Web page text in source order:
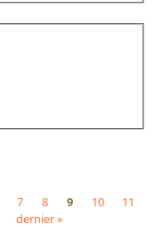
7 8 9 10
11
dernier »